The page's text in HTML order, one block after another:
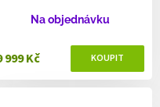
Na objednávku
999 Kč